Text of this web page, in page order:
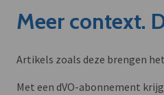
Meer context.
Artikels zoals deze brengen
Met een dVO-abonnement